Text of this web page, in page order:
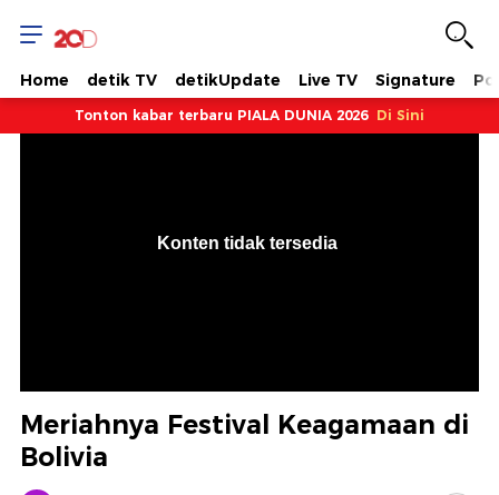
Home detik TV detikUpdate Live TV Signature
Tonton kabar terbaru PIALA DUNIA 2026 Di Sini
Konten tidak tersedia
Meriahnya Festival Keagamaan di
Bolivia